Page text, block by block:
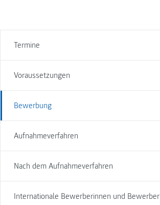
Termine
Voraussetzungen
Bewerbung
Aufnahmeverfahren
Nach dem Aufnahmeverfahren
Internationale Bewerberinnen und Bewerber